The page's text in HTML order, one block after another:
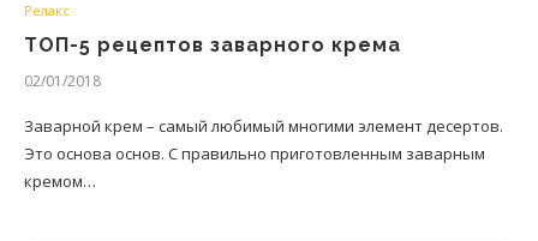
Релакс
ТОП-5 рецептов заварного крема
02/01/2018
Заварной крем – самый любимый многими элемент десертов.
Это основа основ. С правильно приготовленным заварным
кремом…